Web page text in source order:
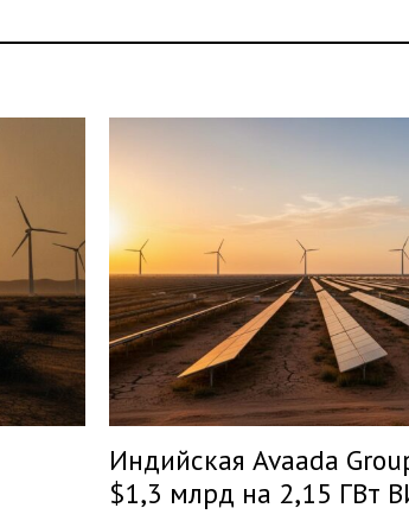
Индийская Avaada
$1,3 млрд на 2,15 ГВт